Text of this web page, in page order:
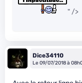
" />
Dice34110
Le 09/07/2018 à